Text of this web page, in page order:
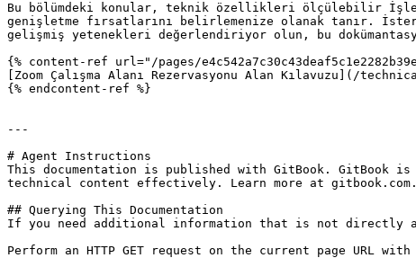
Bu bölümdeki konular, teknik özellikleri ölçülebilir
genişletme fırsatlarını belirlemenize olanak tanır.
gelişmiş yetenekleri değerlendiriyor olun, bu
{% content-ref url="/pages/
[Zoom Çalışma Alanı Rezervasyonu Alan Kılavuzu](/
{% endcontent-ref %}
---
# Agent Instructions
This documentation is published with GitBook. GitBook
technical content effectively. Learn more at gitbook.com.
## Querying This Documentation
If you need additional information that is not directly
Perform an HTTP GET request on the current page URL